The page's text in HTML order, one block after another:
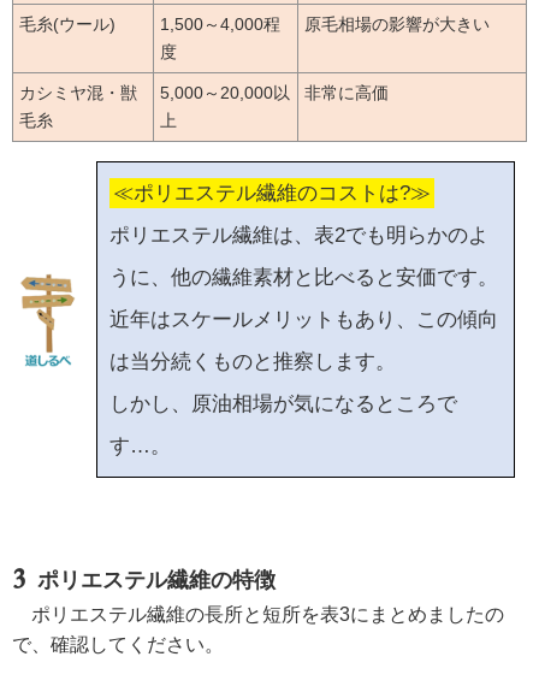
毛糸(ウール)
1,500～4,000程
度
原毛相場の影響が大きい
カシミヤ混・獣
毛糸
5,000～20,000以
上
非常に高価
≪ポリエステル繊維のコストは?≫
ポリエステル繊維は、表2でも明らかのよ
うに、他の繊維素材と比べると安価です。
近年はスケールメリットもあり、この傾向
は当分続くものと推察します。
しかし、原油相場が気になるところで
す…。
ポリエステル繊維の特徴
ポリエステル繊維の長所と短所を表3にまとめましたの
で、確認してください。